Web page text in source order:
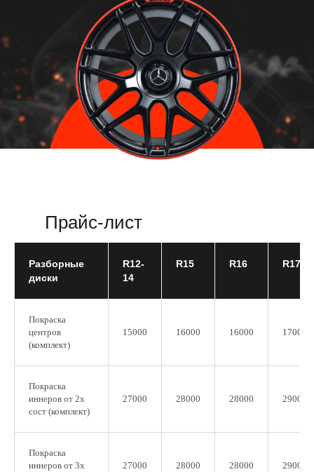
Прайс-лист
Разборные
диски
R12-
14
R15 R16 R17
Покраска
центров
(комплект)
15000 16000 16000 17000
Покраска
иннеров от 2х
сост (комплект)
27000 28000 28000 29000
Покраска
иннеров от 3х
27000 28000 28000 29000